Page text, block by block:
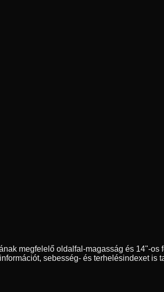
megfelelő oldalfal-magasság és 14"-os
sebesség- és terhelésindexet is